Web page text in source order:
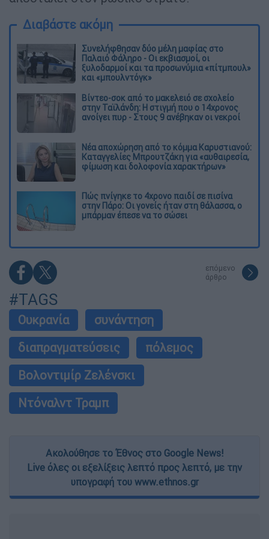
Διαβάστε ακόμη
Συνελήφθησαν δύο μέλη μαφίας στο
Παλαιό Φάληρο - Οι εκβιασμοί, οι
ξυλοδαρμοί και τα προσωνύμια «πίτμπουλ»
και «μπουλντόγκ»
Βίντεο-σοκ από το μακελειό σε σχολείο
στην Ταϊλάνδη: Η στιγμή που ο 14χρονος
ανοίγει πυρ - Στους 9 ανέβηκαν οι νεκροί
Νέα αποχώρηση από το κόμμα Καρυστιανού:
Καταγγελίες Μπρουτζάκη για «αυθαιρεσία,
φίμωση και δολοφονία χαρακτήρων»
Πώς πνίγηκε το 4χρονο παιδί σε πισίνα
στην Πάρο: Οι γονείς ήταν στη θάλασσα, ο
μπάρμαν έπεσε να το σώσει
επόμενο
άρθρο
#TAGS
Ουκρανία
συνάντηση
διαπραγματεύσεις
πόλεμος
Βολοντιμίρ Ζελένσκι
Ντόναλντ Τραμπ
Ακολούθησε το Έθνος στο Google News!
Live όλες οι εξελίξεις λεπτό προς λεπτό, με την
υπογραφή του www.ethnos.gr